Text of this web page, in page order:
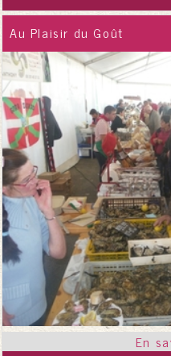
Au Plaisir du Goût